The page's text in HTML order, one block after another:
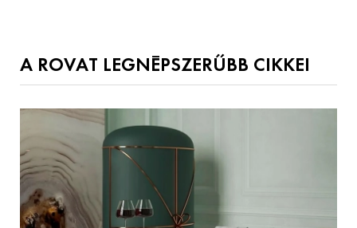
A ROVAT LEGNÉPSZERŰBB CIKKEI